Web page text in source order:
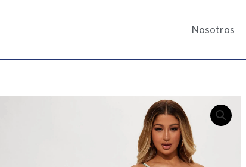
Nosotros